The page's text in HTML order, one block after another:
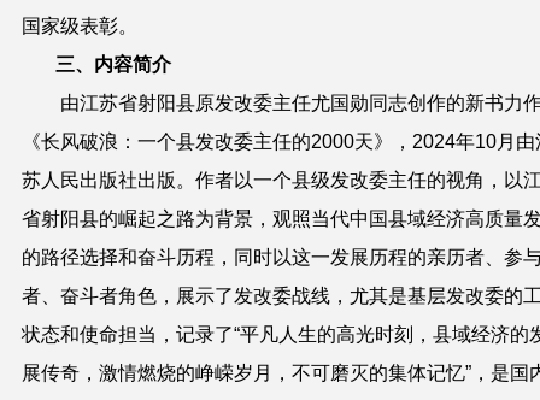
国家级表彰。
三、内容简介
由江苏省射阳县原发改委主任尤国勋同志创作的新书力
《长风破浪：一个县发改委主任的2000天》，2024年10月由
苏人民出版社出版。作者以一个县级发改委主任的视角，以
省射阳县的崛起之路为背景，观照当代中国县域经济高质量
的路径选择和奋斗历程，同时以这一发展历程的亲历者、参
者、奋斗者角色，展示了发改委战线，尤其是基层发改委的
状态和使命担当，记录了“平凡人生的高光时刻，县域经济的
展传奇，激情燃烧的峥嵘岁月，不可磨灭的集体记忆”，是国